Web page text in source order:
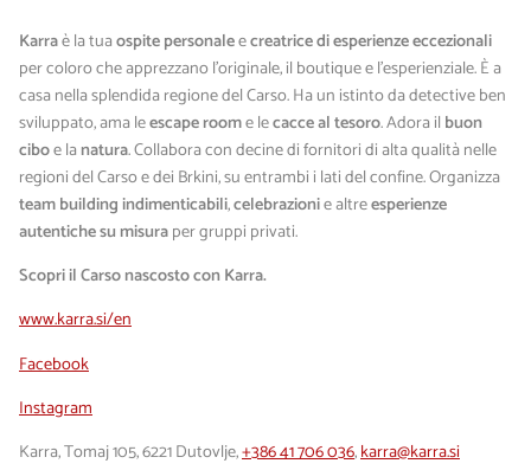
Karraè la tuaospite personaleecreatrice di esperienze eccezionali
per coloro che apprezzano l'originale, il boutique e l'esperienziale. È a
casa nella splendida regione del Carso. Ha un istinto da detective ben
sviluppato, ama leescape roome lecacce al tesoro. Adora il buon
ciboe la natura. Collabora con decine di fornitori di alta qualità nelle
regioni del Carso e dei Brkini, su entrambi i lati del confine. Organizza
team building indimenticabili,celebrazionie altreesperienze
autentiche su misuraper gruppi privati.
Scopri il Carso nascosto con Karra.
www.karra.si/en
Facebook
Instagram
Karra, Tomaj 105, 6221 Dutovlje,+386 41 706 036,karra@karra.si